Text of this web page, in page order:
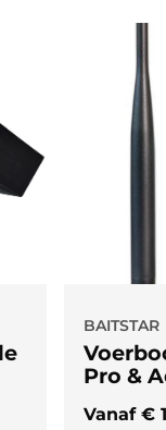
BAITSTAR
Pro &
Vanaf €